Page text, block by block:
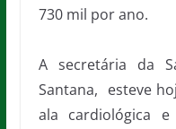
730 mil por ano.
A secretária da
Santana, esteve
ala cardiológica